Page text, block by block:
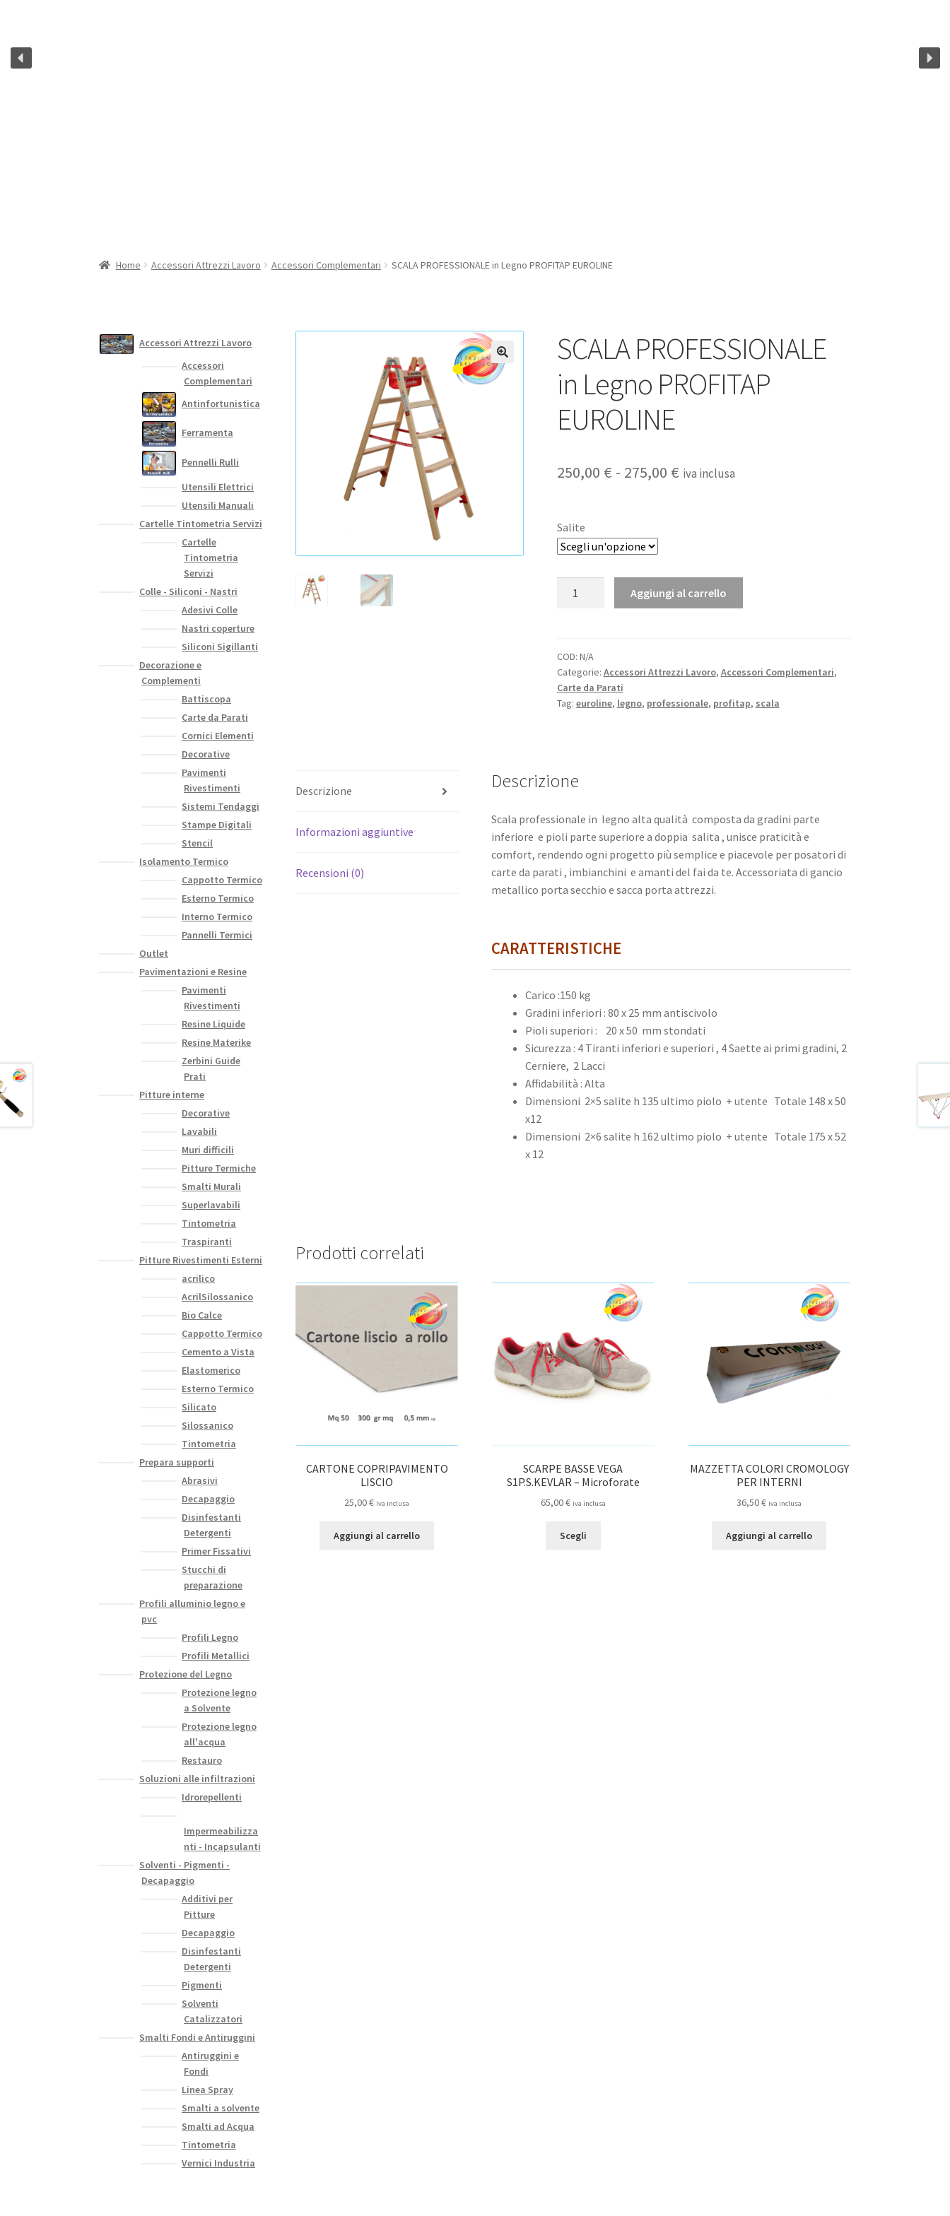
Home Accessori Attrezzi Lavoro Accessori Complementari SCALA PROFESSIONALE in Legno PROFITAP EUROLINE
🔍
SCALA PROFESSIONALE
in Legno PROFITAP
EUROLINE
250,00 € - 275,00 €Fascia
250,00 €
a
iva inclusa
Salite
PROFESSIONALE
PROFITAP
EUROLINE
quantità
Aggiungi al carrello
COD: N/A
Categorie: Accessori Attrezzi Lavoro, Accessori Complementari,
Carte da Parati
Tag: euroline, legno, professionale, profitap, scala
Descrizione
Informazioni aggiuntive
Recensioni (0)
Descrizione
Scala professionale in legno alta qualità composta da gradini parte
inferiore e pioli parte superiore a doppia salita , unisce praticità e
comfort, rendendo ogni progetto più semplice e piacevole per posatori di
carte da parati , imbianchini e amanti del fai da te. Accessoriata di gancio
metallico porta secchio e sacca porta attrezzi.
CARATTERISTICHE
Carico :150 kg
Gradini inferiori : 80 x 25 mm antiscivolo
Pioli superiori : 20 x 50 mm stondati
Sicurezza : 4 Tiranti inferiori e superiori , 4 Saette ai primi gradini, 2
Cerniere, 2 Lacci
Affidabilità : Alta
Dimensioni 2×5 salite h 135 ultimo piolo + utente Totale 148 x 50
x12
Dimensioni 2×6 salite h 162 ultimo piolo + utente Totale 175 x 52
x 12
Prodotti correlati
CARTONE COPRIPAVIMENTO
LISCIO
25,00€ iva inclusa
Aggiungi al carrello
SCARPE BASSE VEGA
S1P.S.KEVLAR – Microforate
65,00€ iva inclusa
Scegli
MAZZETTA COLORI CROMOLOGY
PER INTERNI
36,50€ iva inclusa
Aggiungi al carrello
Accessori Attrezzi Lavoro
Accessori
Complementari
Antinfortunistica
Ferramenta
Pennelli Rulli
Utensili Elettrici
Utensili Manuali
Cartelle Tintometria Servizi
Cartelle
Tintometria
Servizi
Colle - Siliconi - Nastri
Adesivi Colle
Nastri coperture
Siliconi Sigillanti
Decorazione e
Complementi
Battiscopa
Carte da Parati
Cornici Elementi
Decorative
Pavimenti
Rivestimenti
Sistemi Tendaggi
Stampe Digitali
Stencil
Isolamento Termico
Cappotto Termico
Esterno Termico
Interno Termico
Pannelli Termici
Outlet
Pavimentazioni e Resine
Pavimenti
Rivestimenti
Resine Liquide
Resine Materike
Zerbini Guide
Prati
Pitture interne
Decorative
Lavabili
Muri difficili
Pitture Termiche
Smalti Murali
Superlavabili
Tintometria
Traspiranti
Pitture Rivestimenti Esterni
acrilico
AcrilSilossanico
Bio Calce
Cappotto Termico
Cemento a Vista
Elastomerico
Esterno Termico
Silicato
Silossanico
Tintometria
Prepara supporti
Abrasivi
Decapaggio
Disinfestanti
Detergenti
Primer Fissativi
Stucchi di
preparazione
Profili alluminio legno e
pvc
Profili Legno
Profili Metallici
Protezione del Legno
Protezione legno
a Solvente
Protezione legno
all'acqua
Restauro
Soluzioni alle infiltrazioni
Idrorepellenti
Impermeabilizza
nti - Incapsulanti
Solventi - Pigmenti -
Decapaggio
Additivi per
Pitture
Decapaggio
Disinfestanti
Detergenti
Pigmenti
Solventi
Catalizzatori
Smalti Fondi e Antiruggini
Antiruggini e
Fondi
Linea Spray
Smalti a solvente
Smalti ad Acqua
Tintometria
Vernici Industria